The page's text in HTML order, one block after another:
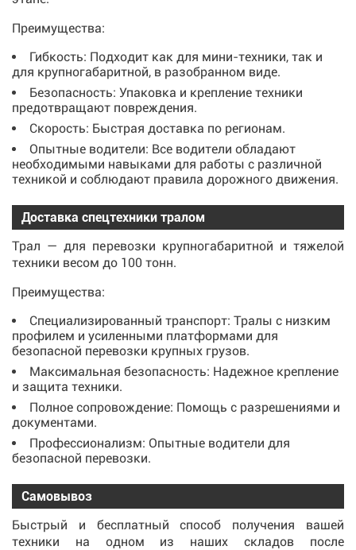
Преимущества:
Гибкость: Подходит как для мини-техники, так и
для крупногабаритной, в разобранном виде.
Безопасность: Упаковка и крепление техники
предотвращают повреждения.
Скорость: Быстрая доставка по регионам.
Опытные водители: Все водители обладают
необходимыми навыками для работы с различной
техникой и соблюдают правила дорожного движения.
Доставка спецтехники тралом
Трал — для перевозки крупногабаритной и тяжелой
техники весом до 100 тонн.
Преимущества:
Специализированный транспорт: Тралы с низким
профилем и усиленными платформами для
безопасной перевозки крупных грузов.
Максимальная безопасность: Надежное крепление
и защита техники.
Полное сопровождение: Помощь с разрешениями и
документами.
Профессионализм: Опытные водители для
безопасной перевозки.
Самовывоз
Быстрый и бесплатный способ получения вашей
техники на одном из наших складов после